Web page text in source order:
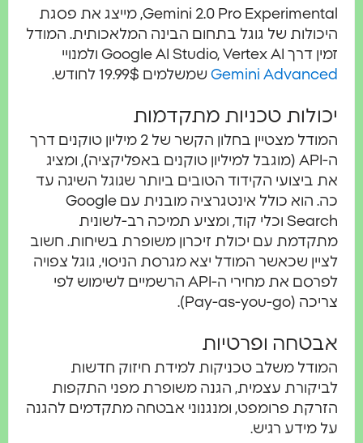
Gemini 2.0 Pro Experimental, מייצג את פסגת
היכולות של גוגל בתחום הבינה המלאכותית. המודל
זמין דרך Google AI Studio, Vertex AI ולמנויי
Gemini Advancedשמשלמים 19.99$ לחודש.
יכולות טכניות מתקדמות
המודל מצטיין בחלון הקשר של 2 מיליון טוקנים דרך
ה-API (מוגבל למיליון טוקנים באפליקציה), ומציג
את ביצועי הקידוד הטובים ביותר שגוגל השיגה עד
כה. הוא כולל אינטגרציה מובנית עם Google
Search וכלי קוד, ומציע תמיכה רב-לשונית
מתקדמת עם יכולת זיכרון משופרת בשיחות. חשוב
לציין שכאשר המודל יצא מגרסת הניסוי, גוגל צפויה
לפרסם את מחירי ה-API הרשמיים לשימוש לפי
צריכה (Pay-as-you-go).
אבטחה ופרטיות
המודל משלב טכניקות למידת חיזוק חדשות
לביקורת עצמית, הגנה משופרת מפני התקפות
הזרקת פרומפט, ומנגנוני אבטחה מתקדמים להגנה
על מידע רגיש.